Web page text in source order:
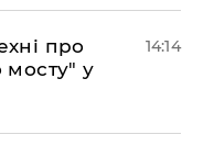
про
мосту" у
14:14